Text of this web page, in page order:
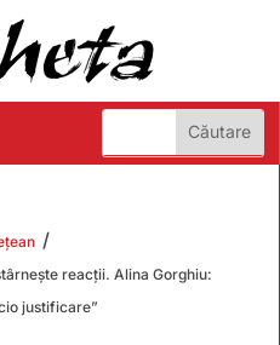
/
reacții. Alina Gorghiu:
justificare”